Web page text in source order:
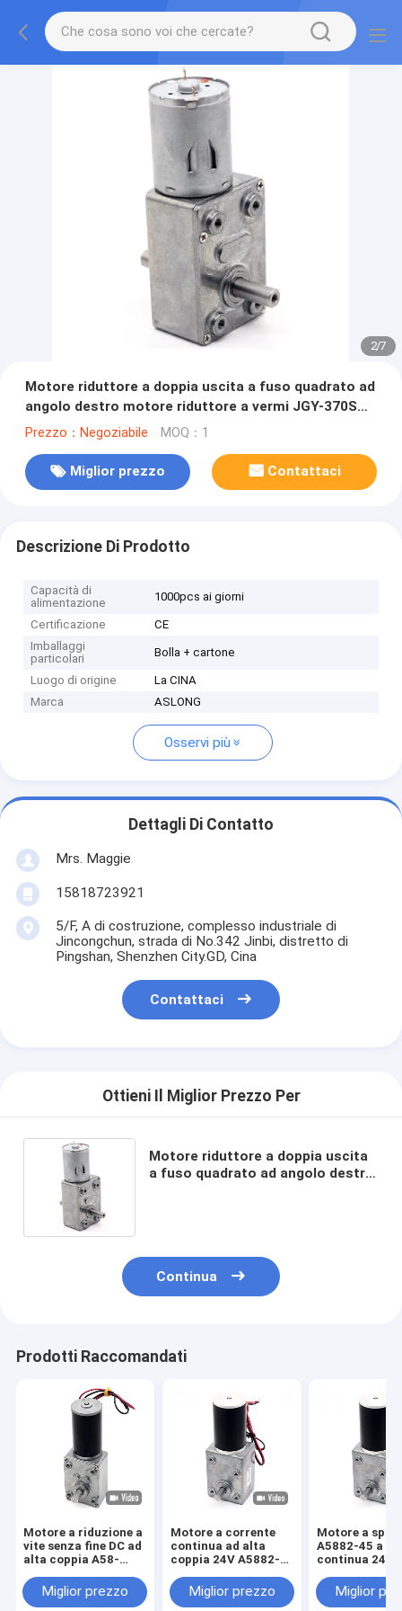
2/7
Motore riduttore a doppia uscita a fuso quadrato ad
angolo destro motore riduttore a vermi JGY-370S
6/12/24V
Prezzo：Negoziabile MOQ：1
Miglior prezzo Contattaci
Descrizione Di Prodotto
Capacità di
alimentazione
1000pcs ai giorni
Certificazione
CE
Imballaggi
particolari
Bolla + cartone
Luogo di origine
La CINA
Marca
ASLONG
Osservi più
Dettagli Di Contatto
Mrs. Maggie
15818723921
5/F, A di costruzione, complesso industriale di
Jincongchun, strada di No.342 Jinbi, distretto di
Pingshan, Shenzhen City.GD, Cina
Contattaci
Ottieni Il Miglior Prezzo Per
Motore riduttore a doppia uscita
a fuso quadrato ad angolo destro
Continua
Prodotti Raccomandati
Motore a riduzione a
vite senza fine DC ad
alta coppia A58-
motore a vite senza
fine per riduttore a
Miglior prezzo
Motore a corrente
continua ad alta
coppia 24V A5882-
coppia a corrente
continua 24V motore
Miglior prezzo
Motore a
A5882-45 a
continua 24V
Miglior